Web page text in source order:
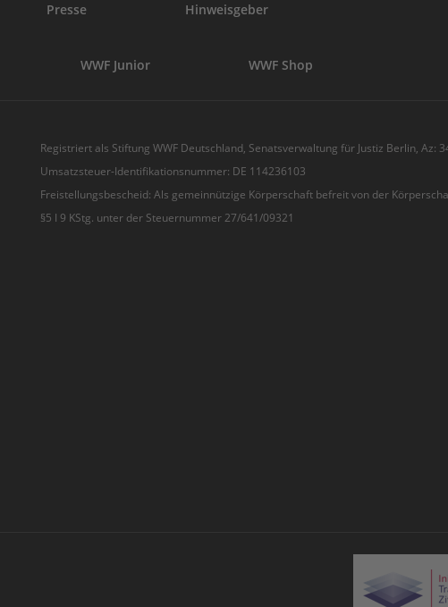
Presse Hinweisgeber
WWF Junior WWF Shop
Registriert als Stiftung WWF Deutschland, Senatsverwaltung für Justiz Berlin, Az:
Umsatzsteuer-Identifikationsnummer: DE 114236103
Freistellungsbescheid: Als gemeinnützige Körperschaft befreit von der
§5 I 9 KStg. unter der Steuernummer 27/641/09321